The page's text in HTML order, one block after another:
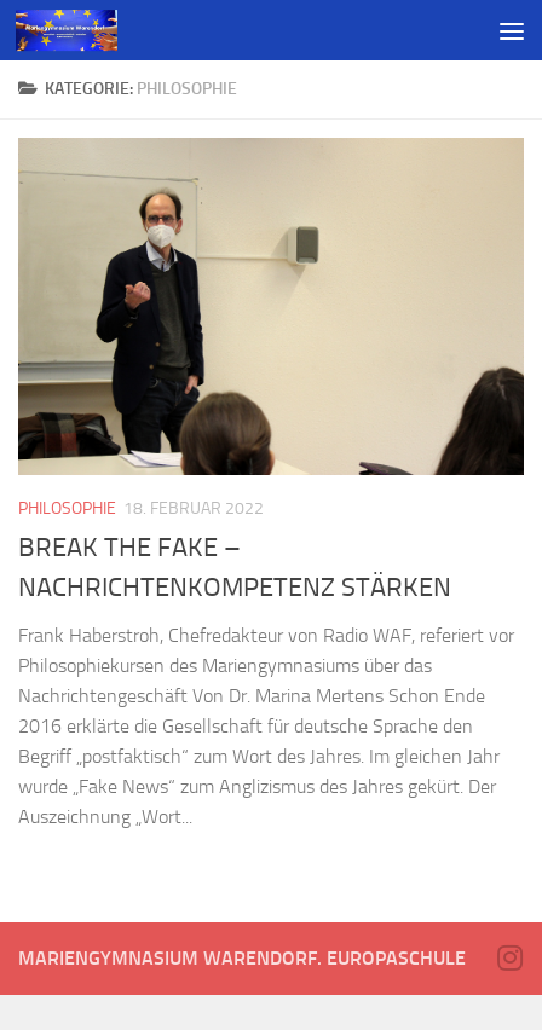
KATEGORIE: PHILOSOPHIE
PHILOSOPHIE 18. FEBRUAR 2022
BREAK THE FAKE –
NACHRICHTENKOMPETENZ STÄRKEN
Frank Haberstroh, Chefredakteur von Radio WAF, referiert vor
Philosophiekursen des Mariengymnasiums über das
Nachrichtengeschäft Von Dr. Marina Mertens Schon Ende
2016 erklärte die Gesellschaft für deutsche Sprache den
Begriff „postfaktisch“ zum Wort des Jahres. Im gleichen Jahr
wurde „Fake News“ zum Anglizismus des Jahres gekürt. Der
Auszeichnung „Wort...
MARIENGYMNASIUM WARENDORF. EUROPASCHULE